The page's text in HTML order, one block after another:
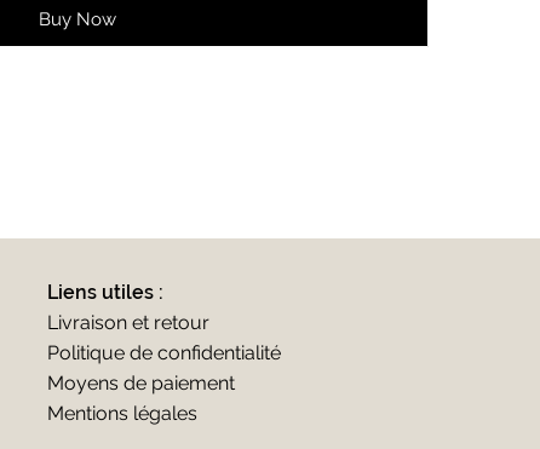
Buy Now
Liens utiles :
Livraison et retour
Politique de confidentialité
Moyens de paiement
Mentions légales